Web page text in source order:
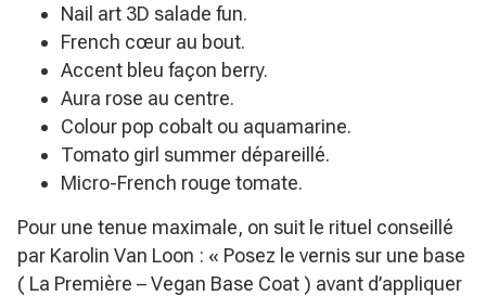
Nail art 3D salade fun.
French cœur au bout.
Accent bleu façon berry.
Aura rose au centre.
Colour pop cobalt ou aquamarine.
Tomato girl summer dépareillé.
Micro-French rouge tomate.
Pour une tenue maximale, on suit le rituel conseillé
par Karolin Van Loon : « Posez le vernis sur une base
( La Première – Vegan Base Coat ) avant d’appliquer